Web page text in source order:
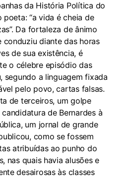
da História Política do
poeta: “a vida é cheia de
Da fortaleza de ânimo
conduziu diante das horas
de sua existência, é
o célebre episódio das
segundo a linguagem fixada
pelo povo, cartas falsas.
de terceiros, um golpe
de Bernardes à
um jornal de grande
como se fossem
atribuídas ao punho do
nas quais havia alusões e
desairosas às classes